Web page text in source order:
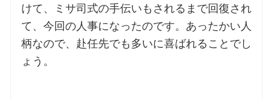
けて、ミサ司式の手伝いもされるまで回復され
て、今回の人事になったのです。あったかい人
柄なので、赴任先でも多いに喜ばれることでし
ょう。